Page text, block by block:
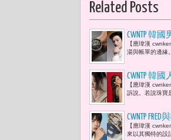
Related Posts
CWNTP 韓
【應瑋漢
湯與帳單的邊緣
CWNTP 韓
信，是所
【應瑋漢
訴說。若說珠寶
CWNTP
【應瑋漢
來以其獨特的設